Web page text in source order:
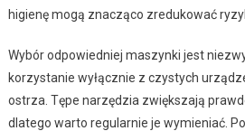
higienę mogą znacząco zredukować
Wybór odpowiedniej maszynki jest
korzystanie wyłącznie z czystych
ostrza. Tępe narzędzia zwiększają
dlatego warto regularnie je wymieniać.